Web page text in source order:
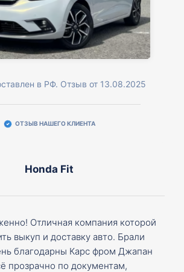
в РФ. Отзыв от 13.08.2025
ОТЗЫВ НАШЕГО КЛИЕНТА
Honda Fit
Отличная компания которой
выкуп и доставку авто. Брали
благодарны Карс фром Джапан
прозрачно по документам,